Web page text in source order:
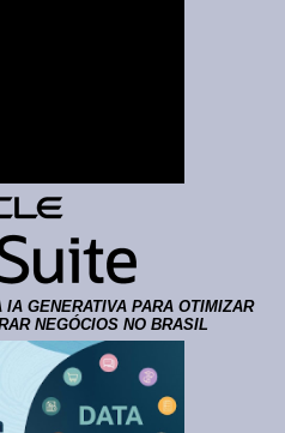
GENERATIVA PARA OTIMIZAR
NEGÓCIOS NO BRASIL